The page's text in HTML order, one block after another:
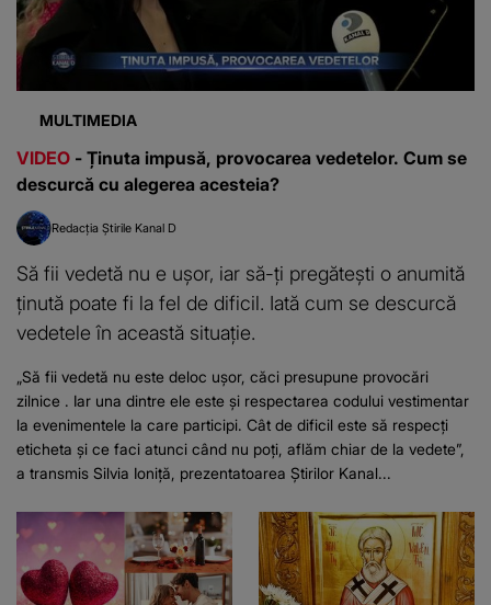
MULTIMEDIA
VIDEO - Ținuta impusă, provocarea vedetelor. Cum se
descurcă cu alegerea acesteia?
Redacția Știrile Kanal D
Să fii vedetă nu e ușor, iar să-ți pregătești o anumită
ținută poate fi la fel de dificil. Iată cum se descurcă
vedetele în această situație.
„Să fii vedetă nu este deloc ușor, căci presupune provocări
zilnice . Iar una dintre ele este și respectarea codului vestimentar
la evenimentele la care participi. Cât de dificil este să respecți
eticheta și ce faci atunci când nu poți, aflăm chiar de la vedete”,
a transmis Silvia Ioniță, prezentatoarea Știrilor Kanal...